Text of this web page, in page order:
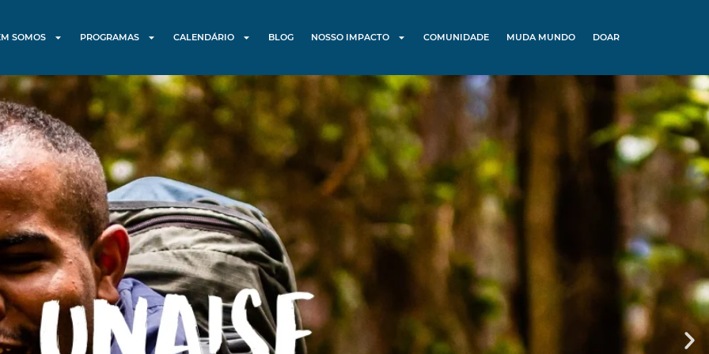
SOMOS PROGRAMAS CALENDÁRIO BLOG NOSSO IMPACTO COMUNIDADE MUDA MUNDO DOAR